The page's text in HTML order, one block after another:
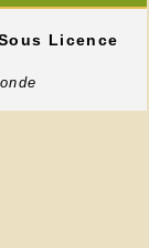
Licence